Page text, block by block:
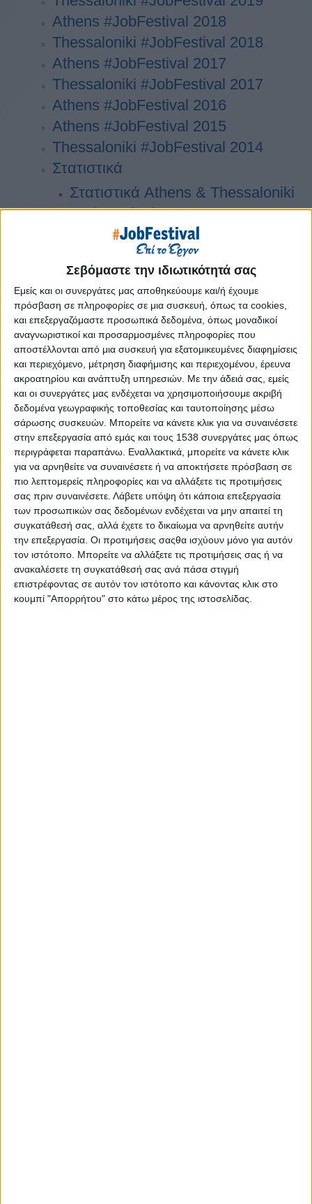
Σεβόμαστε την ιδιωτικότητά σας
Εμείς και οι συνεργάτες μας αποθηκεύουμε και/ή έχουμε
πρόσβαση σε πληροφορίες σε μια συσκευή, όπως τα cookies,
και επεξεργαζόμαστε προσωπικά δεδομένα, όπως μοναδικοί
αναγνωριστικοί και προσαρμοσμένες πληροφορίες που
αποστέλλονται από μια συσκευή για εξατομικευμένες διαφημίσεις
και περιεχόμενο, μέτρηση διαφήμισης και περιεχομένου, έρευνα
ακροατηρίου και ανάπτυξη υπηρεσιών. Με την άδειά σας, εμείς
και οι συνεργάτες μας ενδέχεται να χρησιμοποιήσουμε ακριβή
δεδομένα γεωγραφικής τοποθεσίας και ταυτοποίησης μέσω
σάρωσης συσκευών. Μπορείτε να κάνετε κλικ για να συναινέσετε
στην επεξεργασία από εμάς και τους 1538 συνεργάτες μας όπως
περιγράφεται παραπάνω. Εναλλακτικά, μπορείτε να κάνετε κλικ
για να αρνηθείτε να συναινέσετε ή να αποκτήσετε πρόσβαση σε
πιο λεπτομερείς πληροφορίες και να αλλάξετε τις προτιμήσεις
σας πριν συναινέσετε. Λάβετε υπόψη ότι κάποια επεξεργασία
των προσωπικών σας δεδομένων ενδέχεται να μην απαιτεί τη
συγκατάθεσή σας, αλλά έχετε το δικαίωμα να αρνηθείτε αυτήν
την επεξεργασία. Οι προτιμήσεις σαςθα ισχύουν μόνο για αυτόν
τον ιστότοπο. Μπορείτε να αλλάξετε τις προτιμήσεις σας ή να
ανακαλέσετε τη συγκατάθεσή σας ανά πάσα στιγμή
επιστρέφοντας σε αυτόν τον ιστότοπο και κάνοντας κλικ στο
κουμπί "Απορρήτου" στο κάτω μέρος της ιστοσελίδας.
Athens #JobFestival 2018
Thessaloniki #JobFestival 2018
Athens #JobFestival 2017
Τhessaloniki #JobFestival 2017
Athens #JobFestival 2016
Athens #JobFestival 2015
Thessaloniki #JobFestival 2014
Στατιστικά
Στατιστικά Athens & Thessaloniki
#JobFestivals 2022
Στατιστικά Thessaloniki
#JobFestival 2019 Reborn
Στατιστικά Athens #JobFestival
2019
Στατιστικά Thessaloniki
#JobFestival 2019
Στατιστικά Athens #JobFestival
2018
Στατιστικά Thessaloniki
#JobFestival 2018
Στατιστικά Athens #JobFestival
2017
Στατιστικά Thessaloniki
#JobFestival 2017
Στατιστικά Athens #JobFestival
2016
Στατιστικά Athens #JobFestival
2015